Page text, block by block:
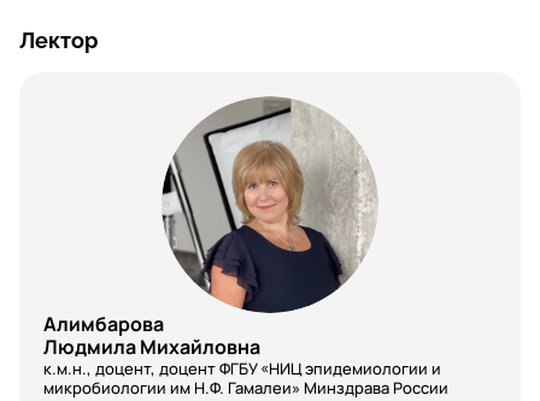
Лектор
Алимбарова
Людмила Михайловна
к.м.н., доцент, доцент ФГБУ «НИЦ эпидемиологии и
микробиологии им Н.Ф. Гамалеи» Минздрава России